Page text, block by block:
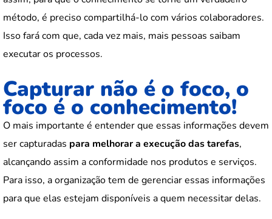
método, é preciso compartilhá-lo com vários colaboradores.
Isso fará com que, cada vez mais, mais pessoas saibam
executar os processos.
Capturar não é o foco, o
foco é o conhecimento!
O mais importante é entender que essas informações devem
ser capturadas para melhorar a execução das tarefas,
alcançando assim a conformidade nos produtos e serviços.
Para isso, a organização tem de gerenciar essas informações
para que elas estejam disponíveis a quem necessitar delas.